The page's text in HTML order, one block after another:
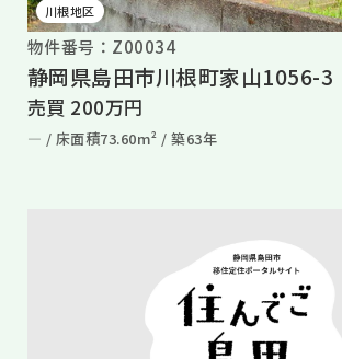
川根地区
物件番号：Z00034
静岡県島田市川根町家山1056-3
売買 200万円
― / 床面積73.60m² /築63年